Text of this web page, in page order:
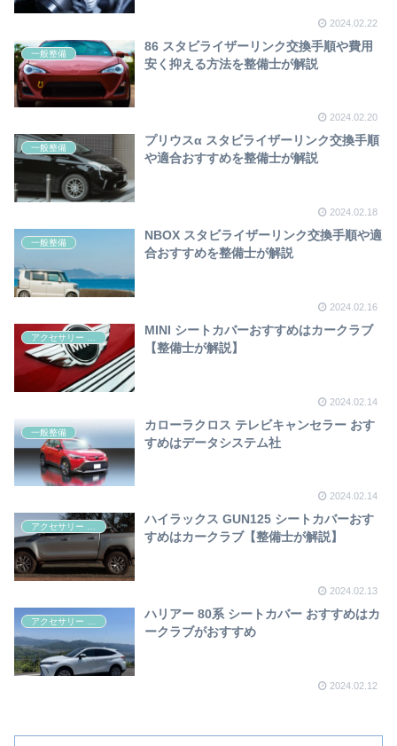
2024.02.22
一般整備
86 スタビライザーリンク交換手順や費用
安く抑える方法を整備士が解説
2024.02.20
一般整備
プリウスα スタビライザーリンク交換手順
や適合おすすめを整備士が解説
2024.02.18
一般整備
NBOX スタビライザーリンク交換手順や適
合おすすめを整備士が解説
2024.02.16
MINI シートカバーおすすめはカークラブ
【整備士が解説】
2024.02.14
一般整備
カローラクロス テレビキャンセラー おす
すめはデータシステム社
2024.02.14
アクセサリー 快適
ハイラックス GUN125 シートカバーおす
すめはカークラブ【整備士が解説】
2024.02.13
ハリアー 80系 シートカバー おすすめはカ
ークラブがおすすめ
2024.02.12